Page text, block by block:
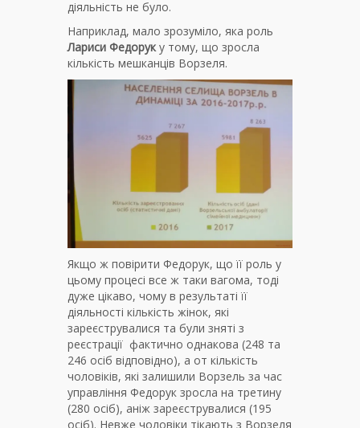
діяльність не було.
Наприклад, мало зрозуміло, яка роль
Лариси Федоруку тому, що зросла
кількість мешканців Ворзеля.
Якщо ж повірити Федорук, що її роль у
цьому процесі все ж таки вагома, тоді
дуже цікаво, чому в результаті її
діяльності кількість жінок, які
зареєструвалися та були зняті з
реєстрації фактично однакова (248 та
246 осіб відповідно), а от кількість
чоловіків, які залишили Ворзель за час
управління Федорук зросла на третину
(280 осіб), аніж зареєструвалися (195
осіб). Невже чоловіки тікають з Ворзеля